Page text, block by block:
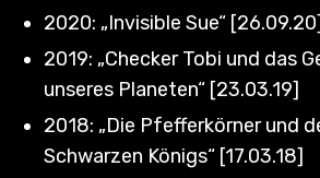
2020: „Invisible Sue“
2019: „Checker Tobi und das
unseres Planeten“ [23.03.19]
2018: „Die Pfefferkörner und
Schwarzen Königs“ [17.03.18]